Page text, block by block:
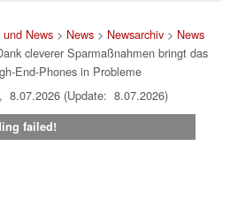
News> News> Newsarchiv> News
cleverer Sparmaßnahmen bringt das
End-Phones in Probleme
8.07.2026 (Update: 8.07.2026)
failed!